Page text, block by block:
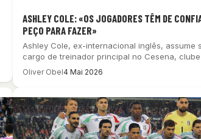
ASHLEY COLE: «OS JOGADORES TÊM DE
PEÇO PARA FAZER»
Ashley Cole, ex-internacional inglês, assume
cargo de treinador principal no Cesena,
Oliver Obel4 Mai 2026